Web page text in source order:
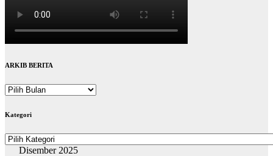
ARKIB BERITA
ARKIB
Kategori
Kategori
Disember 2025